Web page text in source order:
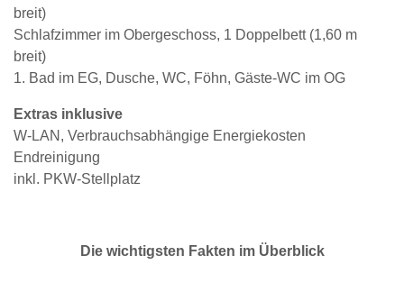
breit)
Schlafzimmer im Obergeschoss, 1 Doppelbett (1,60 m
breit)
1. Bad im EG, Dusche, WC, Föhn, Gäste-WC im OG
Extras inklusive
W-LAN, Verbrauchsabhängige Energiekosten
Endreinigung
inkl. PKW-Stellplatz
Die wichtigsten Fakten im Überblick